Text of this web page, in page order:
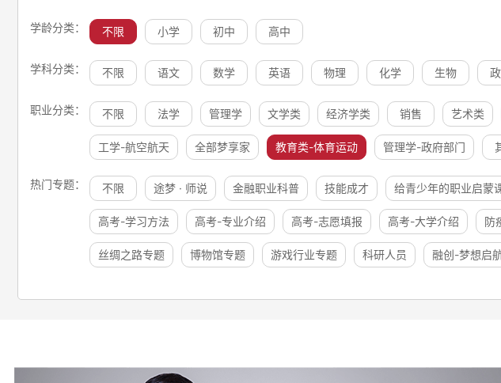
学龄分类： 不限 小学 初中 高中
学科分类： 不限 语文 数学 英语 物理 化学 生物
职业分类： 不限 法学 管理学 文学类 经济学类 销售 艺术类
工学-航空航天 全部梦享家 教育类-体育运动 管理学-政府部门
热门专题： 不限 途梦 · 师说 金融职业科普 技能成才 给青少年的职业启蒙
高考-学习方法 高考-专业介绍 高考-志愿填报 高考-大学介绍 防
丝绸之路专题 博物馆专题 游戏行业专题 科研人员 融创-梦想启